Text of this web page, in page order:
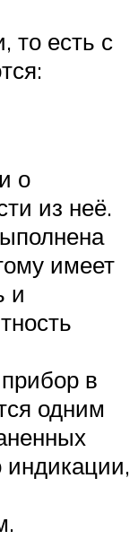
то есть с
о
из неё.
имеет
и
в
одним
индикации,